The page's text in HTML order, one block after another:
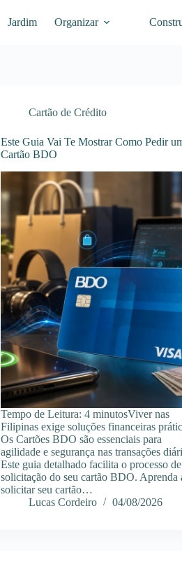
Jardim Organizar
Cartão de Crédito
Este Guia Vai Te Mostrar Como Pedir
Cartão BDO
Tempo de Leitura: 4 minutosViver nas
Filipinas exige soluções financeiras
Os Cartões BDO são essenciais para
agilidade e segurança nas transações
Este guia detalhado facilita o processo de
solicitação do seu cartão BDO. Aprenda
solicitar seu cartão…
Lucas Cordeiro
04/08/2026